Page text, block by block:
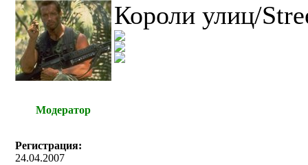
Модератор
Регистрация:
24.04.2007
Короли улиц/